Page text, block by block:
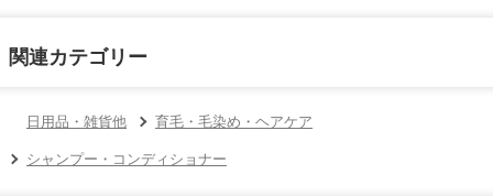
関連カテゴリー
日用品・雑貨他
育毛・毛染め・ヘアケア
シャンプー・コンディショナー